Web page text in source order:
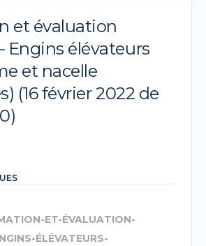
et évaluation
Engins élévateurs
et nacelle
(16 février 2022 de
ET-ÉVALUATION-
ÉLÉVATEURS-